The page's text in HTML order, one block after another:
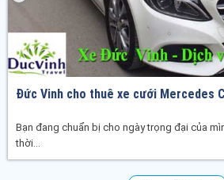
Đức Vinh cho thuê xe cưới Mercedes
Bạn đang chuẩn bị cho ngày trọng đại của
thời...